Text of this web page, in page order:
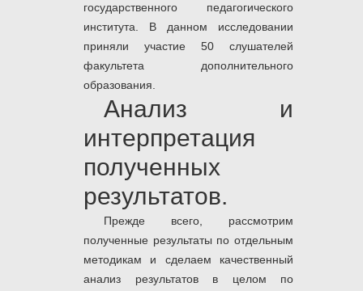
государственного педагогического
института. В данном исследовании
приняли участие 50 слушателей
факультета дополнительного
образования.
Анализ и
интерпретация
полученных
результатов.
Прежде всего, рассмотрим
полученные результаты по отдельным
методикам и сделаем качественный
анализ результатов в целом по